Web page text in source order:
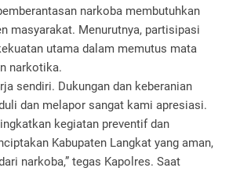
narkoba membutuhkan
masyarakat. Menurutnya, partisipasi
utama dalam memutus mata
narkotika.
sendiri. Dukungan dan keberanian
dan melapor sangat kami apresiasi.
kegiatan preventif dan
Kabupaten Langkat yang aman,
narkoba,” tegas Kapolres. Saat